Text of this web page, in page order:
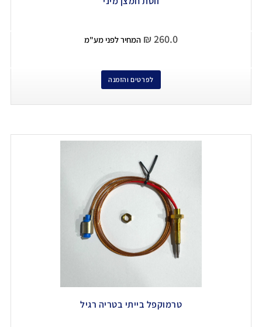
₪ 260.0 המחיר לפני מע"מ
לפרטים והזמנה
טרמוקפל בייתי בטריה רגיל